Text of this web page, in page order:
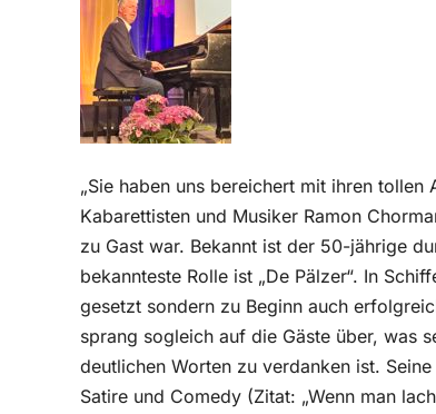
„Sie haben uns bereichert mit ihren tollen
Kabarettisten und Musiker Ramon
zu Gast war. Bekannt ist der 50-jährige
bekannteste Rolle ist „De Pälzer“. In
gesetzt sondern zu Beginn auch
sprang sogleich auf die Gäste über, was
deutlichen Worten zu verdanken ist.
Satire und Comedy (Zitat: „Wenn man